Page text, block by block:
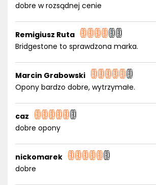
dobre w rozsądnej cenie
Remigiusz Ruta
Bridgestone to sprawdzona marka.
Marcin Grabowski
Opony bardzo dobre, wytrzymałe.
caz
dobre opony
nickomarek
dobre